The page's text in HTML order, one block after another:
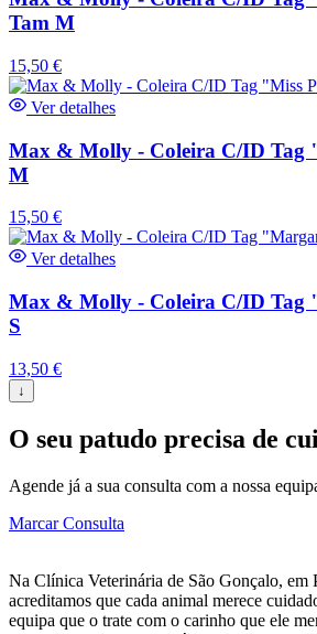
Tam M
15,50 €
Ver detalhes
Max & Molly - Coleira C/ID Tag
M
15,50 €
Ver detalhes
Max & Molly - Coleira C/ID Tag
S
13,50 €
↓
O seu patudo precisa de
Agende já a sua consulta com a nossa
Marcar Consulta
Na Clínica Veterinária de São Gonçalo, em
acreditamos que cada animal merece
equipa que o trate com o carinho que ele